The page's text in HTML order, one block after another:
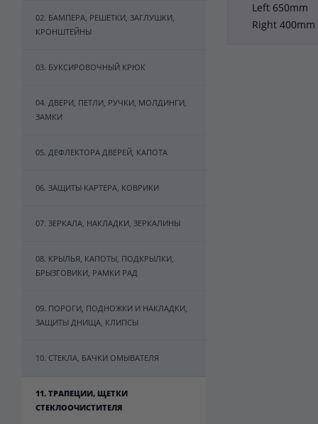
02. БАМПЕРА, РЕШЕТКИ, ЗАГЛУШКИ,
КРОНШТЕЙНЫ
03. БУКСИРОВОЧНЫЙ КРЮК
04. ДВЕРИ, ПЕТЛИ, РУЧКИ, МОЛДИНГИ,
ЗАМКИ
05. ДЕФЛЕКТОРА ДВЕРЕЙ, КАПОТА
06. ЗАЩИТЫ КАРТЕРА, КОВРИКИ
07. ЗЕРКАЛА, НАКЛАДКИ, ЗЕРКАЛИНЫ
08. КРЫЛЬЯ, КАПОТЫ, ПОДКРЫЛКИ,
БРЫЗГОВИКИ, РАМКИ РАД
09. ПОРОГИ, ПОДНОЖКИ И НАКЛАДКИ,
ЗАЩИТЫ ДНИЩА, КЛИПСЫ
10. СТЕКЛА, БАЧКИ ОМЫВАТЕЛЯ
11. ТРАПЕЦИИ, ЩЕТКИ
СТЕКЛООЧИСТИТЕЛЯ
Left 650mm
Right 400mm